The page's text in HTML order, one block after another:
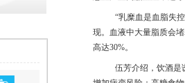
“乳糜血是血脂失
现。血液中大量脂质会
高达30%。
伍芳介绍，饮酒是